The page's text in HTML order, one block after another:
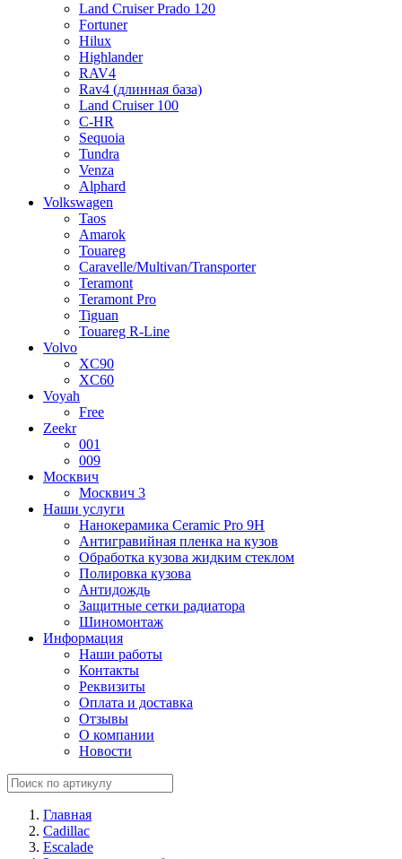
Land Cruiser Prado 120
Fortuner
Hilux
Highlander
RAV4
Rav4 (длинная база)
Land Cruiser 100
C-HR
Sequoia
Tundra
Venza
Alphard
Volkswagen
Taos
Amarok
Touareg
Caravelle/Multivan/Transporter
Teramont
Teramont Pro
Tiguan
Touareg R-Line
Volvo
XC90
XC60
Voyah
Free
Zeekr
001
009
Москвич
Москвич 3
Наши услуги
Нанокерамика Ceramic Pro 9H
Антигравийная пленка на кузов
Обработка кузова жидким стеклом
Полировка кузова
Антидождь
Защитные сетки радиатора
Шиномонтаж
Информация
Наши работы
Контакты
Реквизиты
Оплата и доставка
Отзывы
О компании
Новости
Главная
Cadillac
Escalade